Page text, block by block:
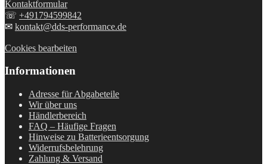
Kontaktformular
☏ +491794599842
✉ kontakt@dds-performance.de
Cookies bearbeiten
Informationen
Adresse für Abgabeteile
Wir über uns
Händlerbereich
FAQ – Häufige Fragen
Hinweise zu Batterieentsorgung
Widerrufsbelehrung
Zahlung & Versand